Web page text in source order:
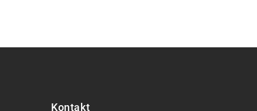
Kontakt